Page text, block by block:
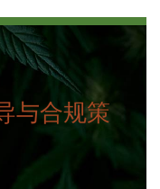
与合规策